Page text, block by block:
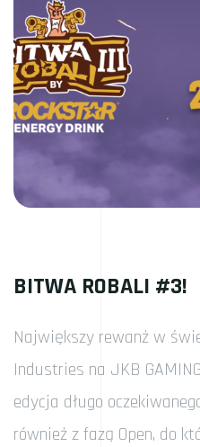
BITWA ROBALI #3!
Największy rewanż w
Industries na JKB
edycja długo
również z fazą Open, do